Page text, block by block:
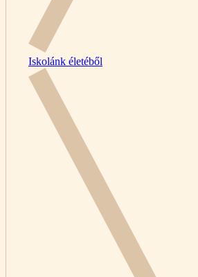
Iskolánk életéből